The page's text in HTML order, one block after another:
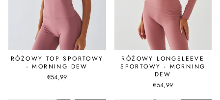
RÓŻOWY TOP SPORTOWY
- MORNING DEW
€54,99
RÓŻOWY LONGSLEEVE
SPORTOWY - MORNING
DEW
€54,99